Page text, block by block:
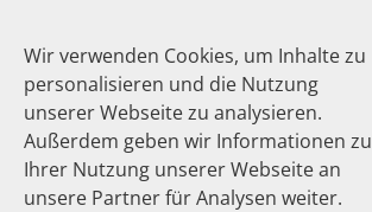
Homepage Publikationen Über die Autoren
Wir verwenden Cookies, um Inhalte zu
personalisieren und die Nutzung
unserer Webseite zu analysieren.
Außerdem geben wir Informationen zu
Ihrer Nutzung unserer Webseite an
unsere Partner für Analysen weiter.